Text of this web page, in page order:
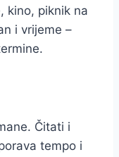
kino, piknik na
i vrijeme –
Čitati i
tempo i